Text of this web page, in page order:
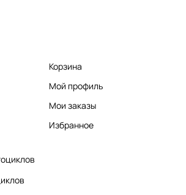
Корзина
Мой профиль
Мои заказы
Избранное